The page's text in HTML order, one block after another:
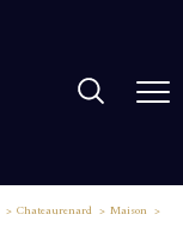
Chateaurenard
Maison